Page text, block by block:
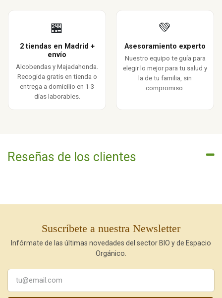
🏪
2 tiendas en Madrid +
envío
Alcobendas y Majadahonda.
Recogida gratis en tienda o
entrega a domicilio en 1-3
días laborables.
💚
Asesoramiento experto
Nuestro equipo te guía para
elegir lo mejor para tu salud y
la de tu familia, sin
compromiso.
Reseñas de los clientes
Suscríbete a nuestra Newsletter
Infórmate de las últimas novedades del sector BIO y de Espacio
Orgánico.